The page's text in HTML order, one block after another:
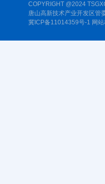
COPYRIGHT @2024
唐山高新技术产业开发区管
冀ICP备11014359号-1 网